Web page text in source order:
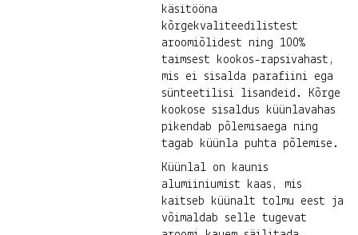
käsitööna
kõrgekvaliteedilistest
aroomiõlidest ning 100%
taimsest kookos-rapsivahast,
mis ei sisalda parafiini ega
sünteetilisi lisandeid. Kõrge
kookose sisaldus küünlavahas
pikendab põlemisaega ning
tagab küünla puhta põlemise.
Küünlal on kaunis
alumiiniumist kaas, mis
kaitseb küünalt tolmu eest ja
võimaldab selle tugevat